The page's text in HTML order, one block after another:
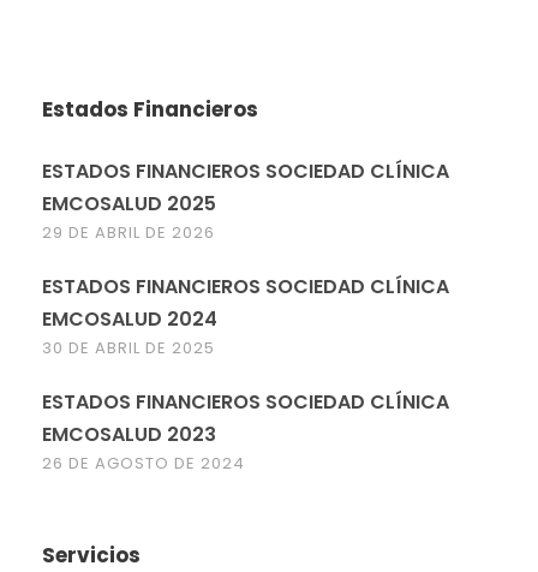
Estados Financieros
ESTADOS FINANCIEROS SOCIEDAD CLÍNICA
EMCOSALUD 2025
29 DE ABRIL DE 2026
ESTADOS FINANCIEROS SOCIEDAD CLÍNICA
EMCOSALUD 2024
30 DE ABRIL DE 2025
ESTADOS FINANCIEROS SOCIEDAD CLÍNICA
EMCOSALUD 2023
26 DE AGOSTO DE 2024
Servicios